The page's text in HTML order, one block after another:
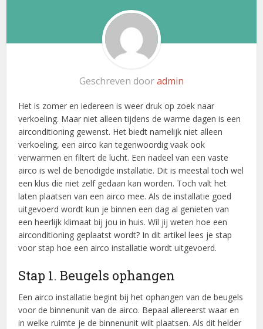
Geschreven dooradmin
Het is zomer en iedereen is weer druk op zoek naar
verkoeling. Maar niet alleen tijdens de warme dagen is een
airconditioning gewenst. Het biedt namelijk niet alleen
verkoeling, een airco kan tegenwoordig vaak ook
verwarmen en filtert de lucht. Een nadeel van een vaste
airco is wel de benodigde installatie. Dit is meestal toch wel
een klus die niet zelf gedaan kan worden. Toch valt het
laten plaatsen van een airco mee. Als de installatie goed
uitgevoerd wordt kun je binnen een dag al genieten van
een heerlijk klimaat bij jou in huis. Wil jij weten hoe een
airconditioning geplaatst wordt? In dit artikel lees je stap
voor stap hoe een airco installatie wordt uitgevoerd.
Stap 1. Beugels ophangen
Een airco installatie begint bij het ophangen van de beugels
voor de binnenunit van de airco. Bepaal allereerst waar en
in welke ruimte je de binnenunit wilt plaatsen. Als dit helder